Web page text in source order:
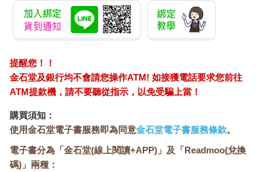
作業工人在拱型結構上工作了好幾個月。2000年11月，飛船廠的
主要廠房完工。沒想到才過了一年半，CargoLifter AG便宣告破
產。留存下來的這個大廳，長三百六十公尺、寬兩百一十公尺、
抬頭看，眼前甚至有熱氣球載著遊客飛向大廳頂部。但它究竟升
到多高？在這巨大的空間裡，幾乎無法估計。
2003年10月8日，這間空廠房以一千七百五十萬歐元的價格售
出。買下它的是一個馬來西亞的集團，他們將它改造成一個在東
南亞或許很常見，但在布蘭登堡邦南部卻很罕見的熱帶景觀。這
裡潮濕悶熱，栽種了六百種共五萬株植物，是歐洲最大的室內熱
葉子的形狀看起來像是被啃過一樣，像一條破損的魚尾巴。生命
力極強的黃金葛攀附在樹幹上，通常它們的葉片只有五公分寬，
提醒您！！
金石堂及銀行均不會請您操作ATM! 如接獲電話要求您前往
ATM提款機，請不要聽從指示，以免受騙上當！
購買須知：
使用金石堂電子書服務即為同意金石堂電子書服務條款。
電子書分為「金石堂(線上閱讀+APP)」及「Readmoo(兌換
碼)」兩種：